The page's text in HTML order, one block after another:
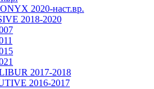
2020-наст.вр.
2018-2020
2017-2018
2016-2017